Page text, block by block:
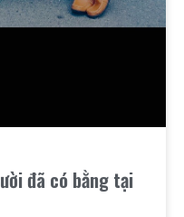
đã có bằng tại